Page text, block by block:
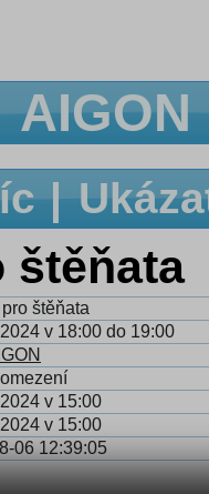
štěňata
štěňata
v 18:00 do 19:00
v 15:00
v 15:00
06 12:39:05